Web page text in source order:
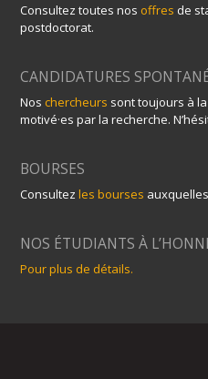
Consultez toutes nos offres de
postdoctorat.
CANDIDATURES
Noschercheurs sont toujours à
motivé·es par la recherche.
BOURSES
Consultezles bourses
NOS ÉTUDIANTS À
Pour plus de détails.